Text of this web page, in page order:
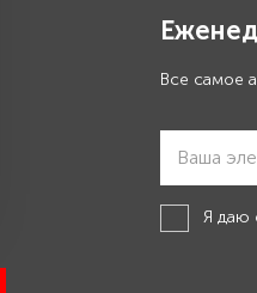
Все самое
Я даю